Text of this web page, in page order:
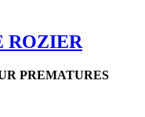
ROZIER
PREMATURES